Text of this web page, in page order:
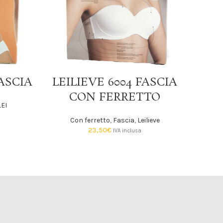
LEILIEVE 6004 FASCIA
CON FERRETTO
Con ferretto, Fascia, Leilieve
23,50€ IVA inclusa